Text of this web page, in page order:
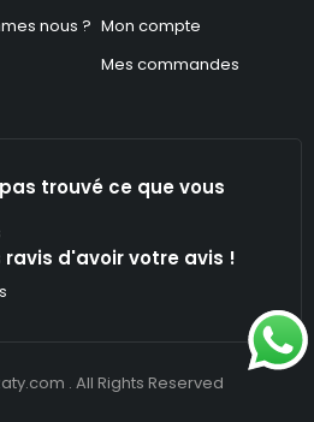
nous ? Mon compte
Mes commandes
trouvé ce que vous
ravis d'avoir votre avis !​
. All Rights Reserved